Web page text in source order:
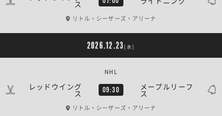
ス
リトル・シーザーズ・アリーナ
2026.12.23 [水]
レッドウイング
ス 09:30 メープルリーフ
ス
NHL
リトル・シーザーズ・アリーナ